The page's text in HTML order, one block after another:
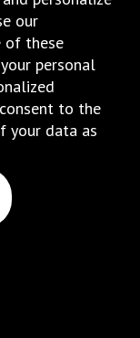
our
of these
personal
to the
your data as